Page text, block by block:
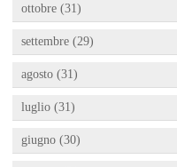
ottobre (31)
settembre (29)
agosto (31)
luglio (31)
giugno (30)